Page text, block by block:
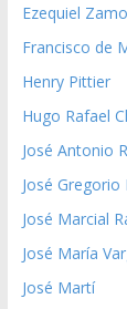
Ezequiel
Francisco de
Henry Pittier
Hugo Rafael
José Antonio
José Gregorio
José Marcial
José María
José Martí